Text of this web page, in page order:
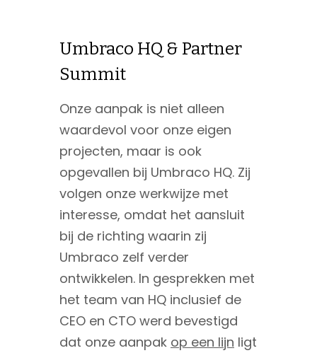
Umbraco HQ & Partner
Summit
Onze aanpak is niet alleen
waardevol voor onze eigen
projecten, maar is ook
opgevallen bij Umbraco HQ. Zij
volgen onze werkwijze met
interesse, omdat het aansluit
bij de richting waarin zij
Umbraco zelf verder
ontwikkelen. In gesprekken met
het team van HQ inclusief de
CEO en CTO werd bevestigd
dat onze aanpak op een lijn ligt